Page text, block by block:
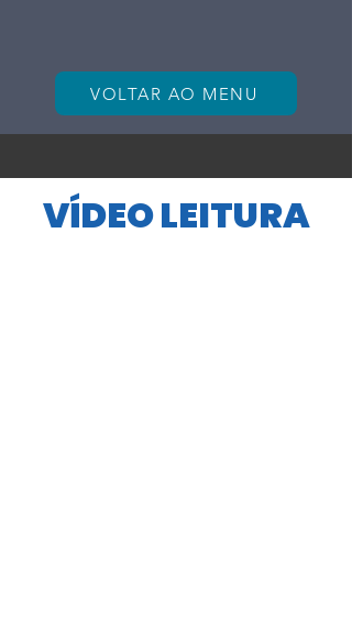
VOLTAR AO MENU
VÍDEO LEITURA